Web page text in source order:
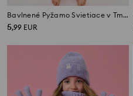
Bavlnené Pyžamo Svietiace v Tme PAW Patrol
5,99 EUR